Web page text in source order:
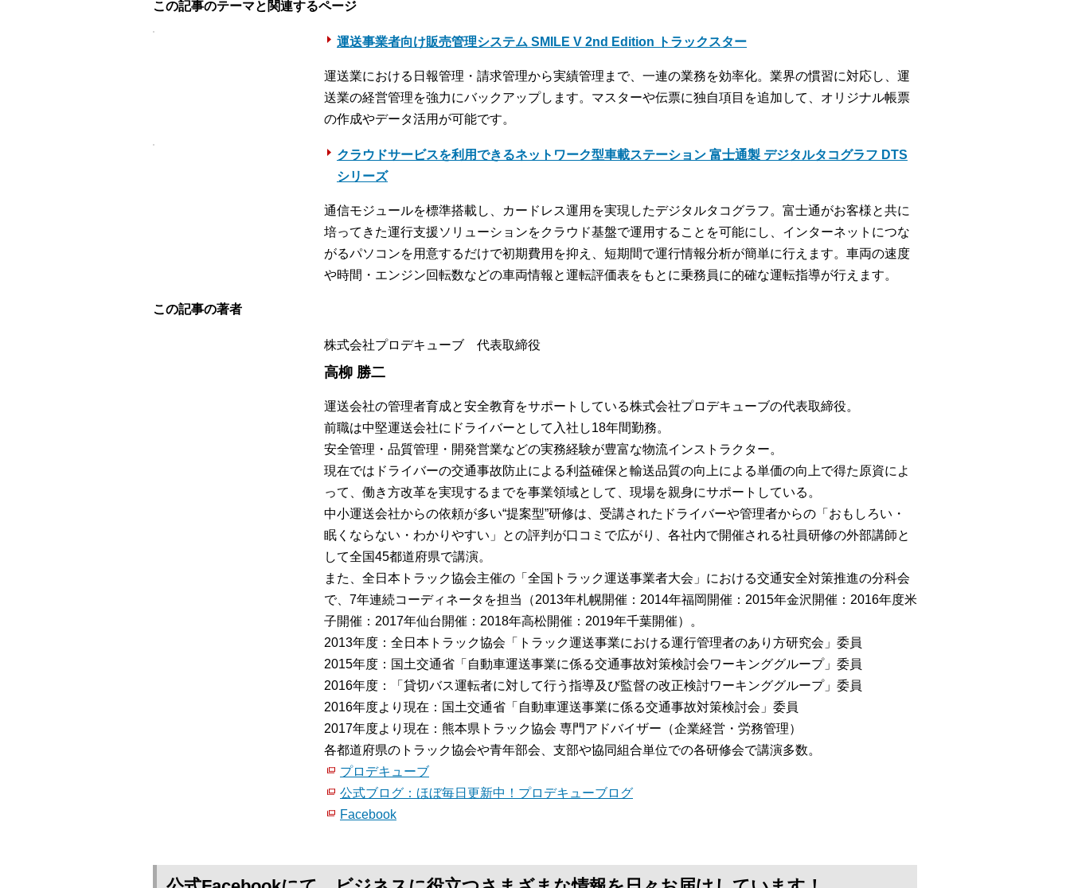
この記事のテーマと関連するページ
運送事業者向け販売管理システム SMILE V 2nd Edition トラックスター
運送業における日報管理・請求管理から実績管理まで、一連の業務を効率化。業界の慣習に対応し、運
送業の経営管理を強力にバックアップします。マスターや伝票に独自項目を追加して、オリジナル帳票
の作成やデータ活用が可能です。
クラウドサービスを利用できるネットワーク型車載ステーション 富士通製 デジタルタコグラフ DTS
シリーズ
通信モジュールを標準搭載し、カードレス運用を実現したデジタルタコグラフ。富士通がお客様と共に
培ってきた運行支援ソリューションをクラウド基盤で運用することを可能にし、インターネットにつな
がるパソコンを用意するだけで初期費用を抑え、短期間で運行情報分析が簡単に行えます。車両の速度
や時間・エンジン回転数などの車両情報と運転評価表をもとに乗務員に的確な運転指導が行えます。
この記事の著者
株式会社プロデキューブ 代表取締役
高柳 勝二
運送会社の管理者育成と安全教育をサポートしている株式会社プロデキューブの代表取締役。
前職は中堅運送会社にドライバーとして入社し18年間勤務。
安全管理・品質管理・開発営業などの実務経験が豊富な物流インストラクター。
現在ではドライバーの交通事故防止による利益確保と輸送品質の向上による単価の向上で得た原資によ
って、働き方改革を実現するまでを事業領域として、現場を親身にサポートしている。
中小運送会社からの依頼が多い“提案型”研修は、受講されたドライバーや管理者からの「おもしろい・
眠くならない・わかりやすい」との評判が口コミで広がり、各社内で開催される社員研修の外部講師と
して全国45都道府県で講演。
また、全日本トラック協会主催の「全国トラック運送事業者大会」における交通安全対策推進の分科会
で、7年連続コーディネータを担当（2013年札幌開催：2014年福岡開催：2015年金沢開催：2016年度米
子開催：2017年仙台開催：2018年高松開催：2019年千葉開催）。
2013年度：全日本トラック協会「トラック運送事業における運行管理者のあり方研究会」委員
2015年度：国土交通省「自動車運送事業に係る交通事故対策検討会ワーキンググループ」委員
2016年度：「貸切バス運転者に対して行う指導及び監督の改正検討ワーキンググループ」委員
2016年度より現在：国土交通省「自動車運送事業に係る交通事故対策検討会」委員
2017年度より現在：熊本県トラック協会 専門アドバイザー（企業経営・労務管理）
各都道府県のトラック協会や青年部会、支部や協同組合単位での各研修会で講演多数。
プロデキューブ
公式ブログ：ほぼ毎日更新中！プロデキューブログ
Facebook